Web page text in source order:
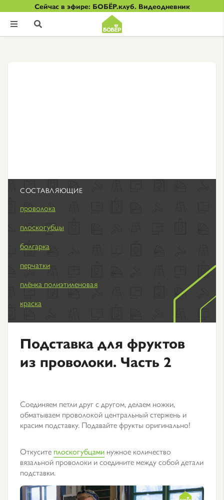
Сейчас в эфире: БОБЁР.клуб. Видеодневник
 
СОСТАВЛЯЮЩИЕ
проволока
плоскогубцы
болгарка
перчатки
плёнка полиэтиленовая
краска
Подставка для фруктов
из проволоки. Часть 2
Соединяем петли друг с другом, делаем ножки,
обматываем проволокой центральный стержень и
красим подставку. Подавайте фрукты оригинально!
Откусите плоскогубцами нужное количество
вязальной проволоки и соедините между собой детали
подставки.